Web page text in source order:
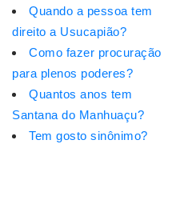
Quando a pessoa tem
direito a Usucapião?
Como fazer procuração
para plenos poderes?
Quantos anos tem
Santana do Manhuaçu?
Tem gosto sinônimo?